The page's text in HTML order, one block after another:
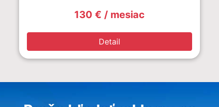
130 € / mesiac
Detail